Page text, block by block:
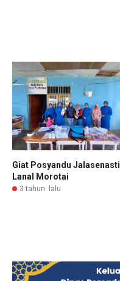
Giat Posyandu Jalasenasti
Lanal Morotai
3 tahun lalu